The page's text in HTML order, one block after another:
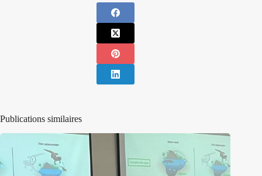
Publications similaires